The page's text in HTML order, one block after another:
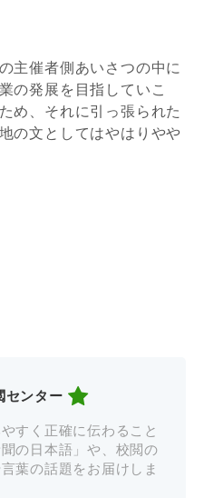
主催者側あいさつの中に
の発展を目指していこ
め、それに引っ張られた
の文としてはやはりやや
センター
すく正確に伝わること
の日本語」や、校閲の
葉の話題をお届けしま